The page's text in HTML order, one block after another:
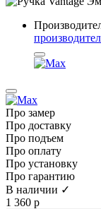
Про замер
Про доставку
Про подъем
Про оплату
Про установку
Про гарантию
В наличии ✓
1 360 р